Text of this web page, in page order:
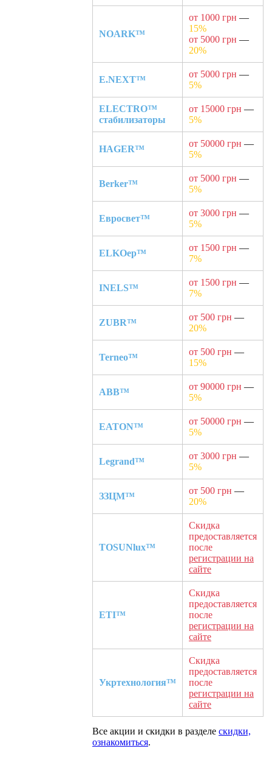
NOARK™
от 1000 грн —
15%
от 5000 грн —
20%
E.NEXT™
от 5000 грн —
5%
ELECTRO™
стабилизаторы
от 15000 грн —
5%
HAGER™
от 50000 грн —
5%
Berker™
от 5000 грн —
5%
Евросвет™
от 3000 грн —
5%
ELKOep™
от 1500 грн —
7%
INELS™
от 1500 грн —
7%
ZUBR™
от 500 грн —
20%
Terneo™
от 500 грн —
15%
ABB™
от 90000 грн —
5%
EATON™
от 50000 грн —
5%
Legrand™
от 3000 грн —
5%
ЗЗЦМ™
от 500 грн —
20%
TOSUNlux™
Скидка
предоставляется
после
регистрации на
сайте
ETI™
Скидка
предоставляется
после
регистрации на
сайте
Укртехнология™
Скидка
предоставляется
после
регистрации на
сайте
Все акции и скидки в разделе скидки,
ознакомиться.